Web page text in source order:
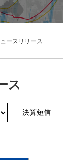
ースリリース
ス